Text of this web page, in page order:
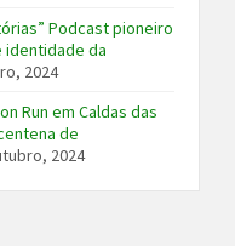
Podcast pioneiro
identidade da
2024
Run em Caldas das
de
2024